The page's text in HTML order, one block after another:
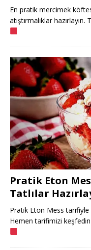
En pratik mercimek
atıştırmalıklar
Pratik Eton
Tatlılar
Pratik Eton Mess tarifiyle
Hemen tarifimizi keşfedin